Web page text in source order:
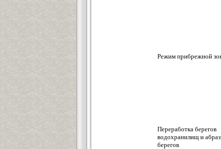
Режим прибрежной
Переработка берегов
водохранилищ и
берегов